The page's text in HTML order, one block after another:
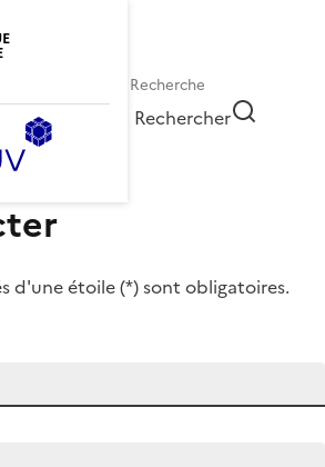
Rechercher
d'une étoile (*) sont obligatoires.